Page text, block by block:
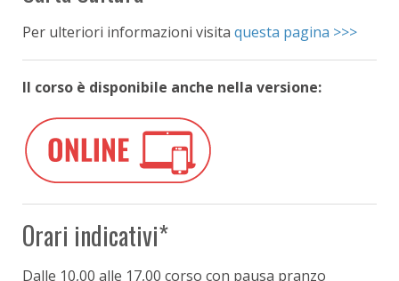
Per ulteriori informazioni visita questa pagina >>>
Il corso è disponibile anche nella versione:
Orari indicativi*
Dalle 10,00 alle 17,00 corso con pausa pranzo